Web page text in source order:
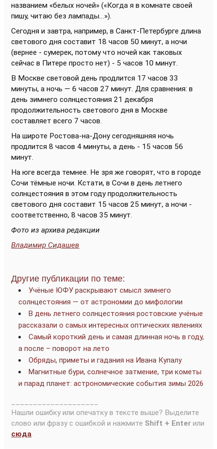
названием «белых ночей» («Когда я в комнате своей
пишу, читаю без лампады…»).
Сегодня и завтра, например, в Санкт-Петербурге длина
светового дня составит 18 часов 50 минут, а ночи
(вернее - сумерек, потому что ночей как таковых
сейчас в Питере просто нет) - 5 часов 10 минут.
В Москве световой день продлится 17 часов 33
минуты, а ночь — 6 часов 27 минут. Для сравнения: в
день зимнего солнцестояния 21 декабря
продолжительность светового дня в Москве
составляет всего 7 часов.
На широте Ростова-на-Дону сегодняшняя ночь
продлится 8 часов 4 минуты, а день - 15 часов 56
минут.
На юге всегда темнее. Не зря же говорят, что в городе
Сочи тёмные ночи. Кстати, в Сочи в день летнего
солнцестояния в этом году продолжительность
светового дня составит 15 часов 25 минут, а ночи -
соответственно, 8 часов 35 минут.
Фото из архива редакции
Владимир Сидашев
Другие публикации по теме:
Учёные ЮФУ раскрывают смысл зимнего
солнцестояния — от астрономии до мифологии
В день летнего солнцестояния ростовские учёные
рассказали о самых интересных оптических явлениях
Самый короткий день и самая длинная ночь в году,
а после – поворот на лето
Обряды, приметы и гадания на Ивана Купалу
Магнитные бури, солнечное затмение, три кометы
и парад планет: астрономические события зимы 2026
Нашли ошибку или опечатку в тексте выше? Выделите
слово или фразу с ошибкой и нажмите Shift + Enter или
сюда